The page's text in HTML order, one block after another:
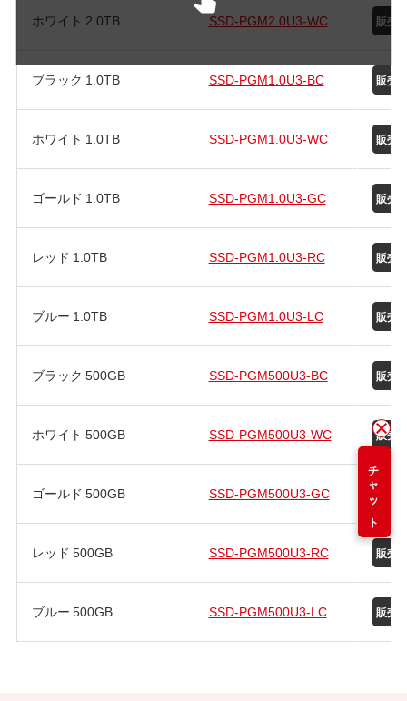
ホワイト 2.0TB SSD-PGM2.0U3-WC
ブラック 1.0TB SSD-PGM1.0U3-BC
ホワイト 1.0TB SSD-PGM1.0U3-WC
ゴールド 1.0TB SSD-PGM1.0U3-GC
レッド 1.0TB SSD-PGM1.0U3-RC
ブルー 1.0TB SSD-PGM1.0U3-LC
ブラック 500GB SSD-PGM500U3-BC
ホワイト 500GB SSD-PGM500U3-WC
ゴールド 500GB SSD-PGM500U3-GC
レッド 500GB SSD-PGM500U3-RC
ブルー 500GB SSD-PGM500U3-LC
チャット